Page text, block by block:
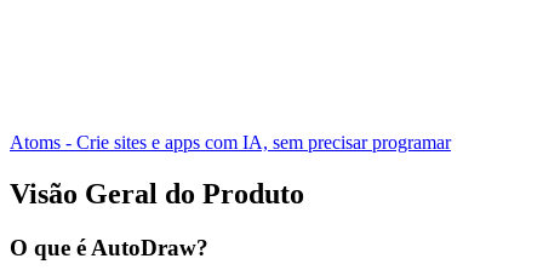
Atoms - Crie sites e apps com IA, sem precisar programar
Visão Geral do Produto
O que é AutoDraw?